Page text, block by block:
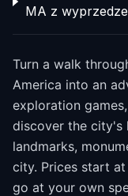
MA z
Turn a walk
America into an
exploration
discover the city's
landmarks,
city. Prices start
go at your own